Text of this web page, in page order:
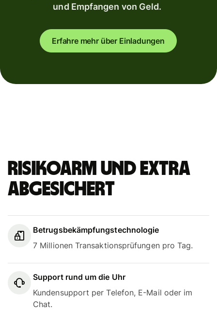
und Empfangen von Geld.
Erfahre mehr über Einladungen
Risikoarm und extra
abgesichert
Betrugsbekämpfungstechnologie
7 Millionen Transaktionsprüfungen pro Tag.
Support rund um die Uhr
Kundensupport per Telefon, E-Mail oder im
Chat.